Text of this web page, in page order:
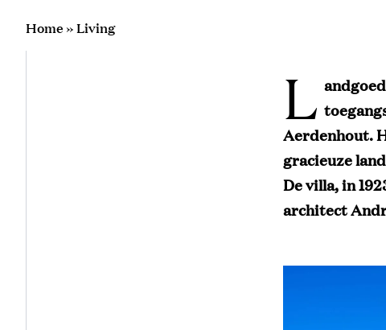
Home»Living
L
Aerdenhout.
gracieuze
De villa, in
architect